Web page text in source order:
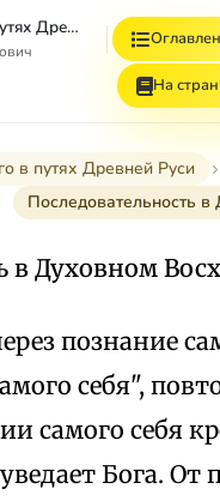
Стяжание Духа Святаго в Путях Древней Руси
На
в путях Древней Руси
Последовательность
в Духовном
познание
себя",
самого себя
Бога.